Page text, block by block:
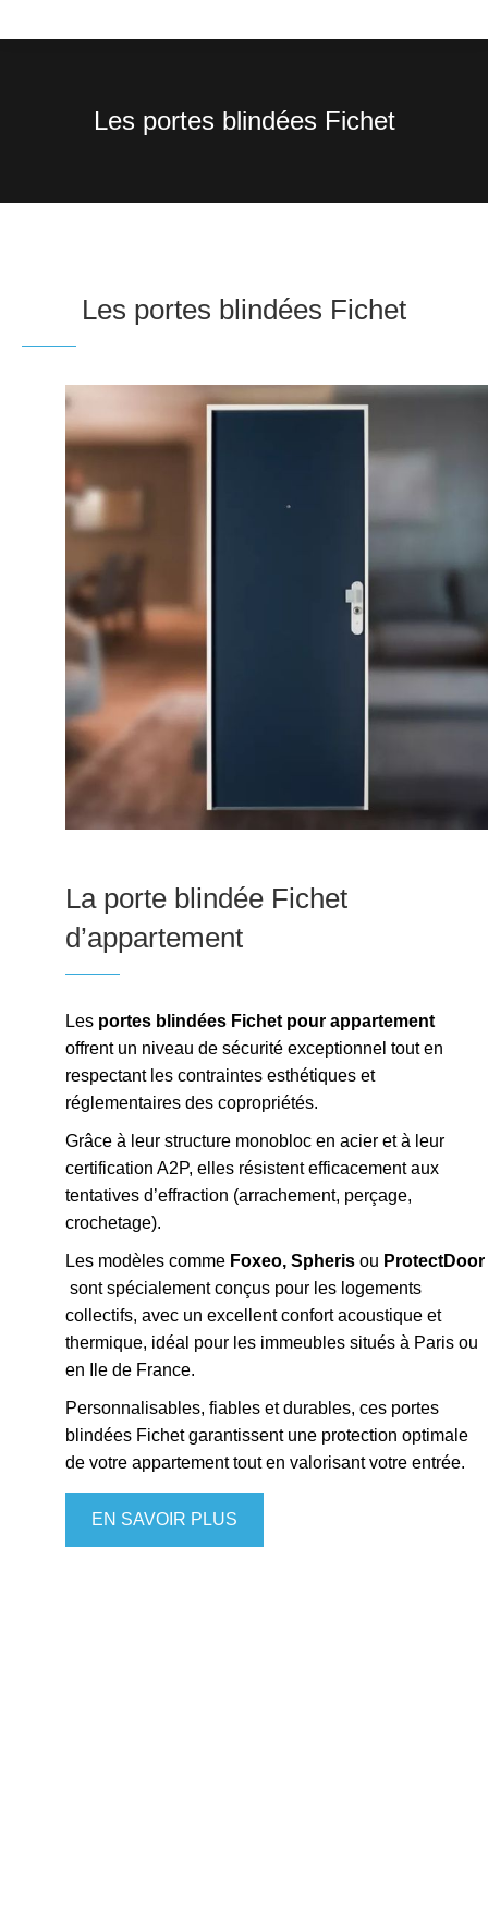
Les portes blindées Fichet
Vous êtes ici :
Les portes blindées Fichet
La porte blindée Fichet
d’appartement
Les portes blindées Fichet pour appartement
offrent un niveau de sécurité exceptionnel tout en
respectant les contraintes esthétiques et
réglementaires des copropriétés.
Grâce à leur structure monobloc en acier et à leur
certification A2P, elles résistent efficacement aux
tentatives d’effraction (arrachement, perçage,
crochetage).
Les modèles comme Foxeo, Spheris ou ProtectDoor
sont spécialement conçus pour les logements
collectifs, avec un excellent confort acoustique et
thermique, idéal pour les immeubles situés à Paris ou
en Ile de France.
Personnalisables, fiables et durables, ces portes
blindées Fichet garantissent une protection optimale
de votre appartement tout en valorisant votre entrée.
EN SAVOIR PLUS